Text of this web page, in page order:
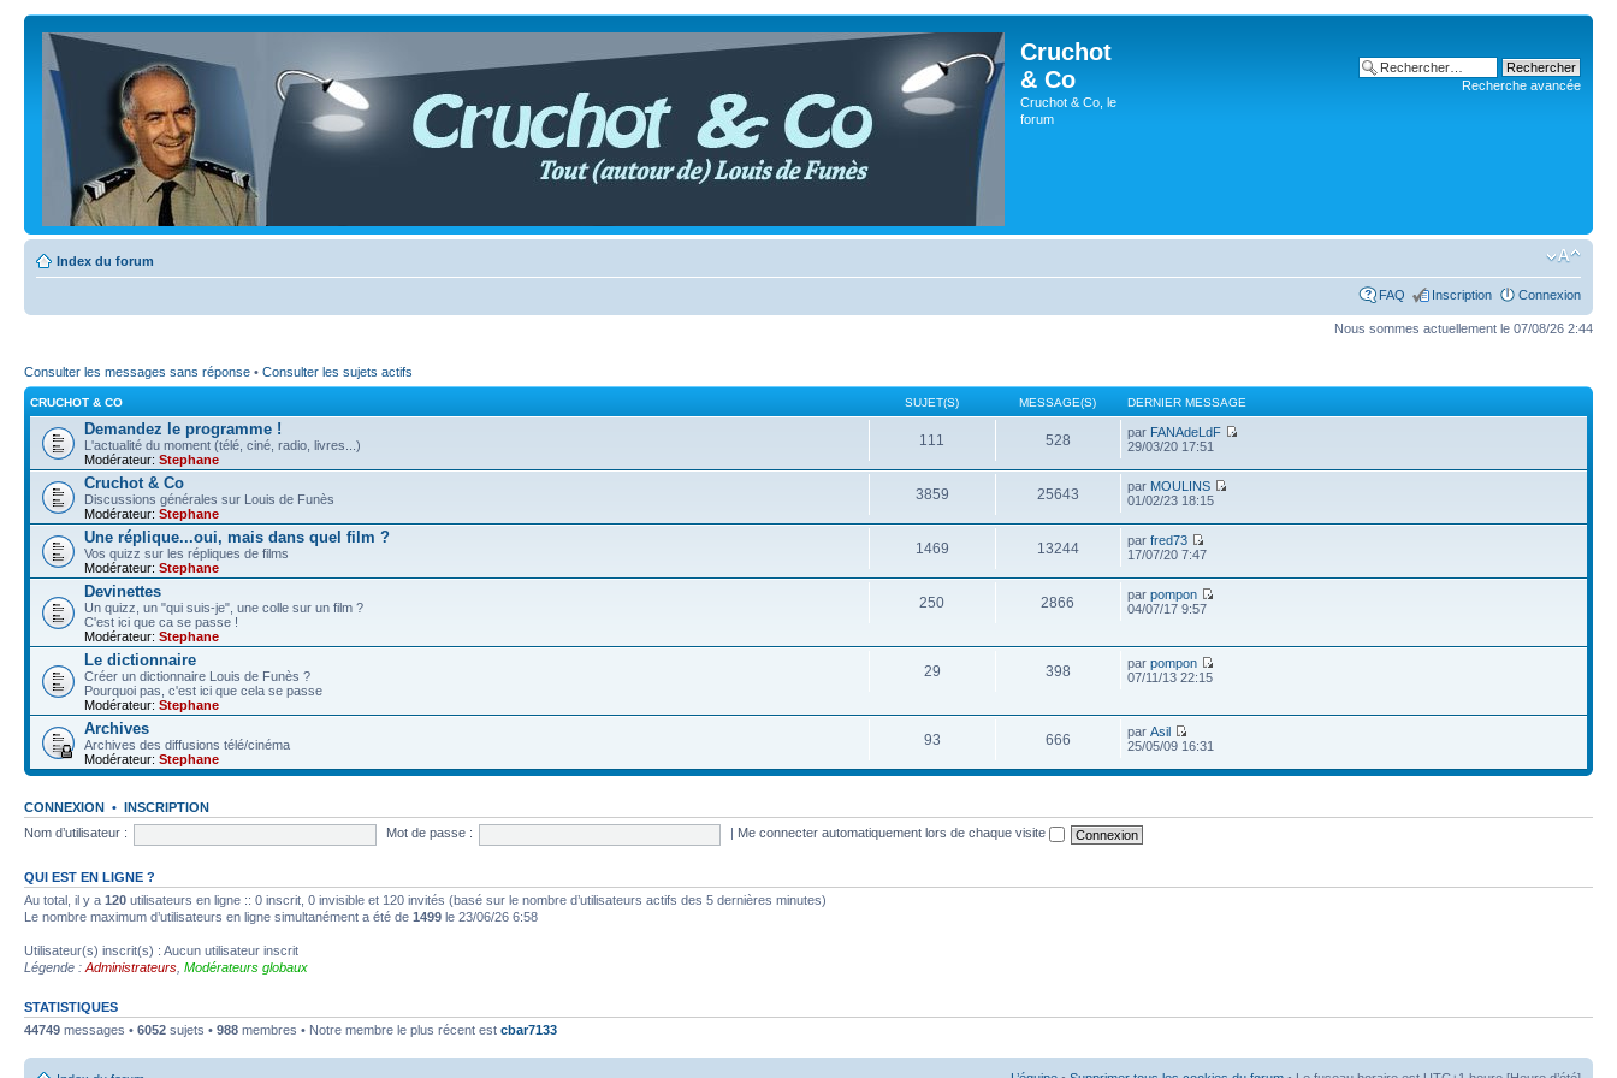
Cruchot
& Co
Cruchot & Co, le
forum
Recherche avancée
Index du forum
FAQ Inscription Connexion
Nous sommes actuellement le 07/08/26 2:44
Consulter les messages sans réponse • Consulter les sujets actifs
CRUCHOT & CO SUJET(S) MESSAGE(S) DERNIER MESSAGE
Demandez le programme !
L'actualité du moment (télé, ciné, radio, livres...)
Modérateur: Stephane
111 528 par FANAdeLdF
29/03/20 17:51
Cruchot & Co
Discussions générales sur Louis de Funès
Modérateur: Stephane
3859 25643 par MOULINS
01/02/23 18:15
Une réplique...oui, mais dans quel film ?
Vos quizz sur les répliques de films
Modérateur: Stephane
1469 13244 parfred73
17/07/20 7:47
Devinettes
Un quizz, un "qui suis-je", une colle sur un film ?
C'est ici que ca se passe !
Modérateur: Stephane
250 2866 parpompon
04/07/17 9:57
Le dictionnaire
Créer un dictionnaire Louis de Funès ?
Pourquoi pas, c'est ici que cela se passe
Modérateur: Stephane
29 398 parpompon
07/11/13 22:15
Archives
Archives des diffusions télé/cinéma
Modérateur: Stephane
93 666 parAsil
25/05/09 16:31
CONNEXION • INSCRIPTION
Nom d’utilisateur :
Mot de passe : Me connecter automatiquement lors de chaque visite
QUI EST EN LIGNE ?
Au total, il y a 120 utilisateurs en ligne :: 0 inscrit, 0 invisible et 120 invités (basé sur le nombre d’utilisateurs actifs des 5 dernières minutes)
Le nombre maximum d’utilisateurs en ligne simultanément a été de 1499 le 23/06/26 6:58
Utilisateur(s) inscrit(s) : Aucun utilisateur inscrit
Légende : Administrateurs Modérateurs globaux
STATISTIQUES
44749 messages • 6052 sujets • 988 membres • Notre membre le plus récent est cbar7133